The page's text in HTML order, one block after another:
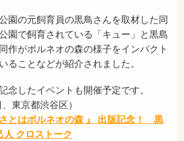
園の元飼育員の黒鳥さんを取材した同
園で飼育されている「キュー」と黒島
作がボルネオの森の様子をインパクト
ることなどが紹介されました。
念したイベントも開催予定です。
東京都渋谷区）
さとはボルネオの森 』 出版記念！ 黒
クロストーク